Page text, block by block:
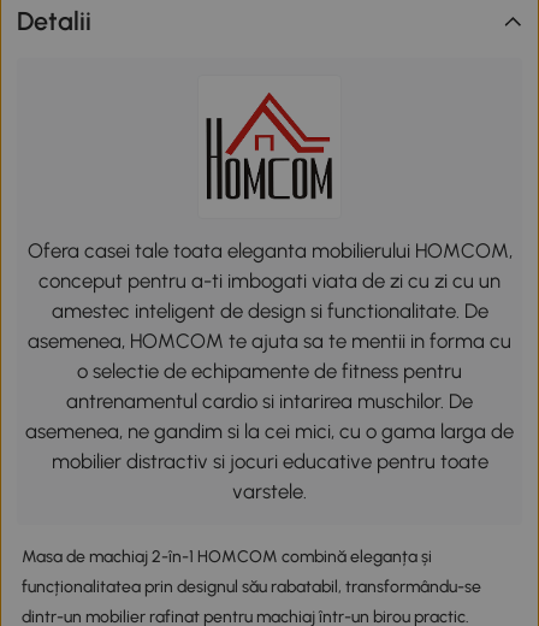
Detalii
Ofera casei tale toata eleganta mobilierului HOMCOM,
conceput pentru a-ti imbogati viata de zi cu zi cu un
amestec inteligent de design si functionalitate. De
asemenea, HOMCOM te ajuta sa te mentii in forma cu
o selectie de echipamente de fitness pentru
antrenamentul cardio si intarirea muschilor. De
asemenea, ne gandim si la cei mici, cu o gama larga de
mobilier distractiv si jocuri educative pentru toate
varstele.
Masa de machiaj 2-în-1 HOMCOM combină eleganța și
funcționalitatea prin designul său rabatabil, transformându-se
dintr-un mobilier rafinat pentru machiaj într-un birou practic.